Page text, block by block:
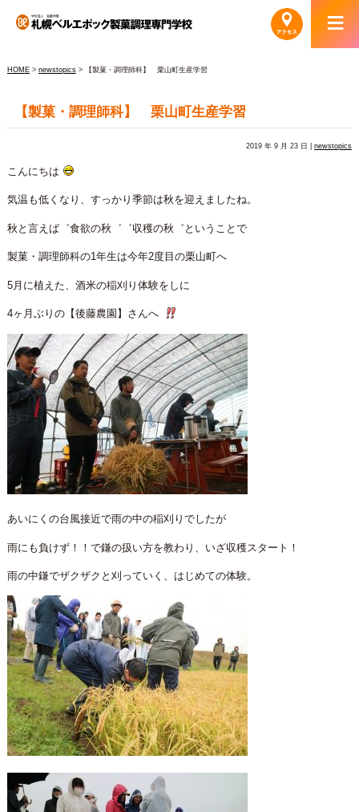
HOME> newstopics> 【製菓・調理師科】 栗山町生産学習
【製菓・調理師科】 栗山町生産学習
2019 年 9 月 23 日 |newstopics
こんにちは
気温も低くなり、すっかり季節は秋を迎えましたね。
秋と言えば゛食欲の秋゛゛収穫の秋゛ということで
製菓・調理師科の1年生は今年2度目の栗山町へ
5月に植えた、酒米の稲刈り体験をしに
4ヶ月ぶりの【後藤農園】さんへ
あいにくの台風接近で雨の中の稲刈りでしたが
雨にも負けず！！で鎌の扱い方を教わり、いざ収穫スタート！
雨の中鎌でザクザクと刈っていく、はじめての体験。